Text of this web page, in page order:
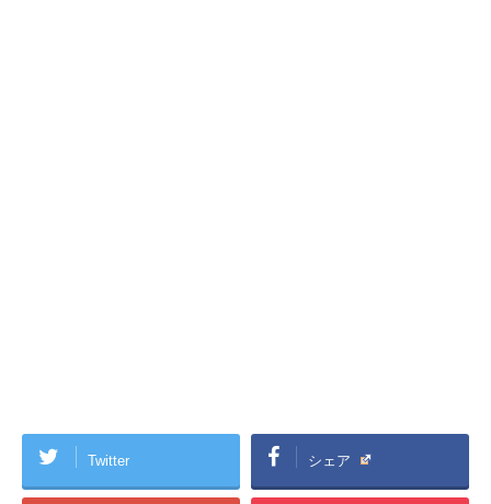
Twitter シェア